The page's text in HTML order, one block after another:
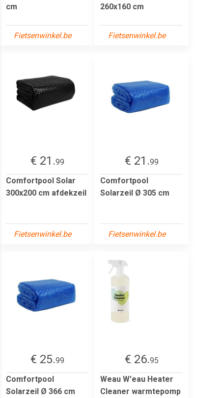
cm
Fietsenwinkel.be
260x160 cm
Fietsenwinkel.be
€ 21.99
Comfortpool Solar
300x200 cm afdekzeil
Fietsenwinkel.be
€ 21.99
Comfortpool
Solarzeil Ø 305 cm
Fietsenwinkel.be
€ 25.99
Comfortpool
Solarzeil Ø 366 cm
€ 26.95
Weau W'eau Heater
Cleaner warmtepomp